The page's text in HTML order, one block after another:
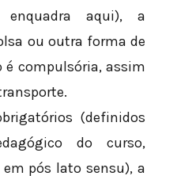
enquadra aqui), a
ou outra forma de
é compulsória, assim
(definidos
do curso,
pós lato sensu), a